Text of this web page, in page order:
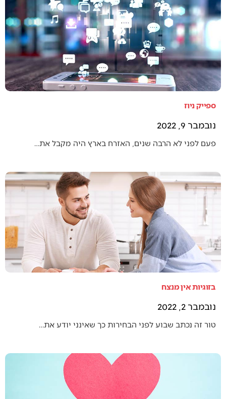
ספייק ניוז
נובמבר 9, 2022
פעם לפני לא הרבה שנים, האזרח בארץ היה מקבל את…
בזוגיות אין מנצח
נובמבר 2, 2022
טור זה נכתב שבוע לפני הבחירות כך שאינני יודע את…